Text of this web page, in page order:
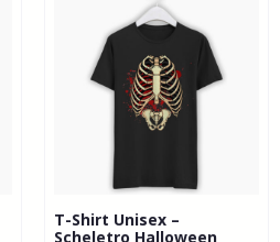
T-Shirt Unisex –
Scheletro Halloween